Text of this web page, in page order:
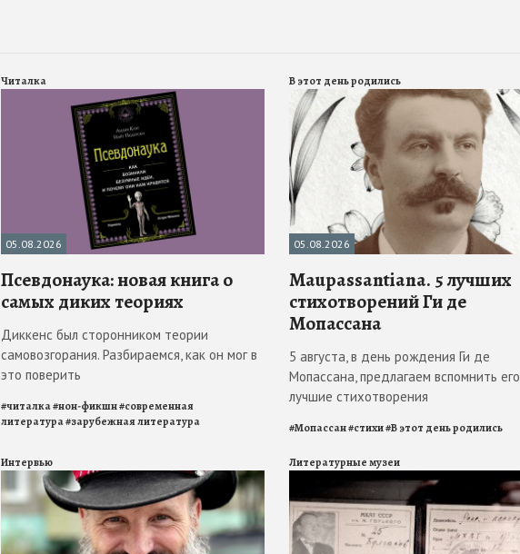
Читалка
05.08.2026
Псевдонаука: новая книга о
самых диких теориях
Диккенс был сторонником теории
самовозгорания. Разбираемся, как он мог в
это поверить
#читалка#нон-фикшн#современная
литература#зарубежная литература
В этот день родились
05.08.2026
Maupassantiana. 5 лучших
стихотворений Ги де
Мопассана
5 августа, в день рождения Ги де
Мопассана, предлагаем вспомнить его
лучшие стихотворения
#Мопассан#стихи#В этот день родились
Интервью Литературные музеи